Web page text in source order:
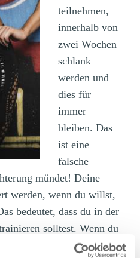
teilnehmen,
innerhalb von
zwei Wochen
schlank
werden und
dies für
immer
bleiben. Das
ist eine
falsche
mündet! Deine
werden, wenn du willst,
bedeutet, dass du in der
solltest. Wenn du
dann ist dein